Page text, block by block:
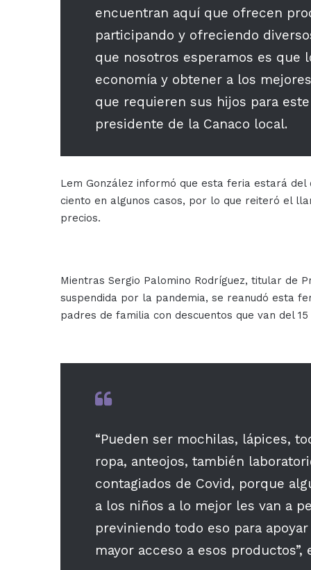
encuentran aquí que ofrecen
participando y ofreciendo
que nosotros esperamos es que
economía y obtener a los
que requieren sus hijos para
presidente de la Canaco local.
Lem González informó que esta feria estará
ciento en algunos casos, por lo que reiteró el
precios.
Mientras Sergio Palomino Rodríguez, titular de
suspendida por la pandemia, se reanudó esta
padres de familia con descuentos que van del
“Pueden ser mochilas, lápices,
ropa, anteojos, también
contagiados de Covid, porque
a los niños a lo mejor les van a
previniendo todo eso para
mayor acceso a esos